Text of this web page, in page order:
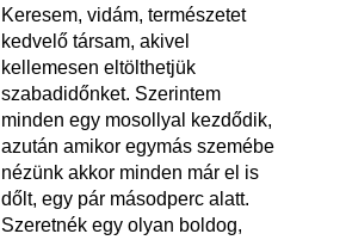
Keresem, vidám, természetet
kedvelő társam, akivel
kellemesen eltölthetjük
szabadidőnket. Szerintem
minden egy mosollyal kezdődik,
azután amikor egymás szemébe
nézünk akkor minden már el is
dőlt, egy pár másodperc alatt.
Szeretnék egy olyan boldog,